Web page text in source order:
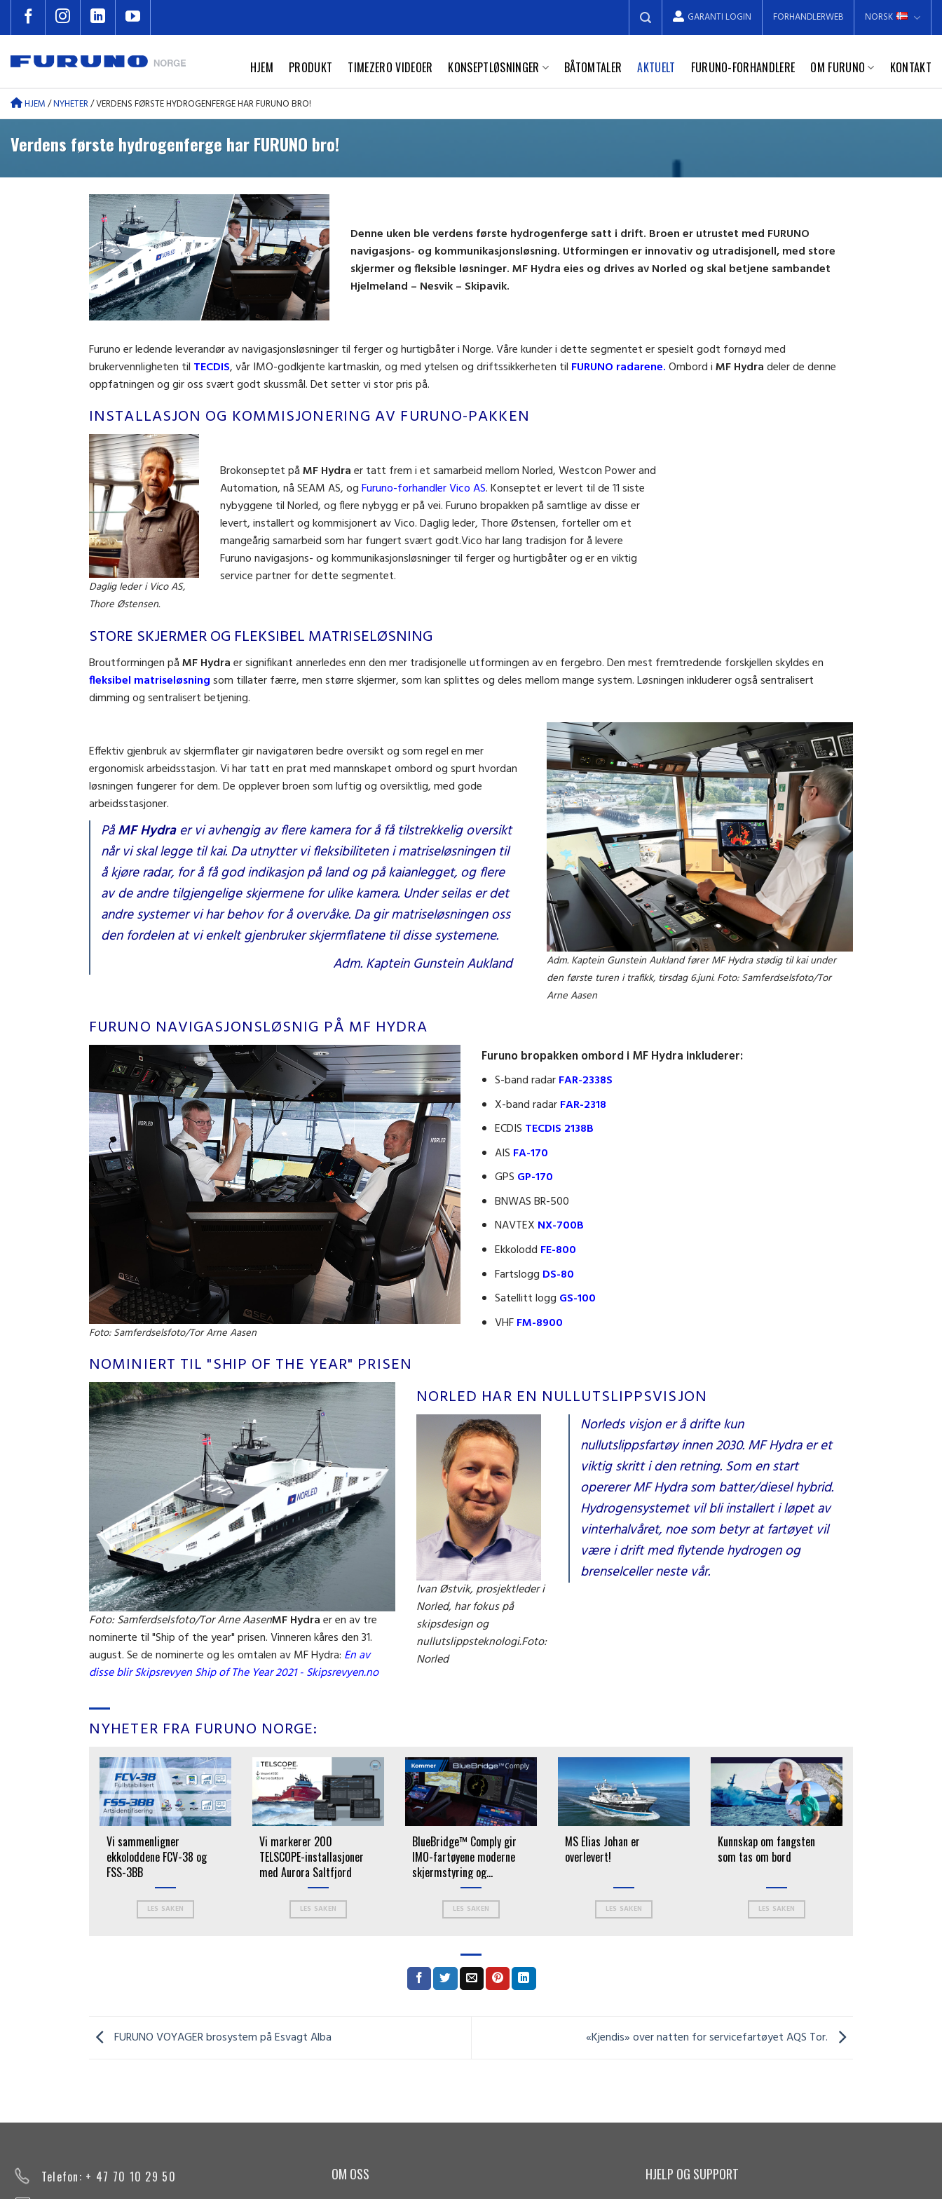
GARANTI LOGIN FORHANDLERWEB NORSK
HJEM PRODUKT TIMEZERO VIDEOER KONSEPTLØSNINGER BÅTOMTALER AKTUELT FURUNO-FORHANDLERE OM FURUNO KONTAKT
HJEM/NYHETER/VERDENS FØRSTE HYDROGENFERGE HAR FURUNO BRO!
Verdens første hydrogenferge har FURUNO bro!
Denne uken ble verdens første hydrogenferge satt i drift. Broen er utrustet med FURUNO
navigasjons- og kommunikasjonsløsning. Utformingen er innovativ og utradisjonell, med store
skjermer og fleksible løsninger. MF Hydra eies og drives av Norled og skal betjene sambandet
Hjelmeland – Nesvik – Skipavik.
Furuno er ledende leverandør av navigasjonsløsninger til ferger og hurtigbåter i Norge. Våre kunder i dette segmentet er spesielt godt fornøyd med
brukervennligheten til TECDIS, vår IMO-godkjente kartmaskin, og med ytelsen og driftssikkerheten til FURUNO radarene.Ombord iMF Hydradeler de denne
oppfatningen og gir oss svært godt skussmål. Det setter vi stor pris på.
INSTALLASJON OG KOMMISJONERING AV FURUNO-PAKKEN
Daglig leder i Vico AS,
Thore Østensen.
Brokonseptet påMF Hydraer tatt frem i et samarbeid mellom Norled, Westcon Power and
Automation, nå SEAM AS, ogFuruno-forhandler Vico AS. Konseptet er levert til de 11 siste
nybyggene til Norled, og flere nybygg er på vei. Furuno bropakken på samtlige av disse er
levert, installert og kommisjonert av Vico. Daglig leder, Thore Østensen, forteller om et
mangeårig samarbeid som har fungert svært godt.Vico har lang tradisjon for å levere
Furuno navigasjons- og kommunikasjonsløsninger til ferger og hurtigbåter og er en viktig
service partner for dette segmentet.
STORE SKJERMER OG FLEKSIBEL MATRISELØSNING
Broutformingen påMF Hydraer signifikant annerledes enn den mer tradisjonelle utformingen av en fergebro. Den mest fremtredende forskjellen skyldes en
fleksibel matriseløsningsom tillater færre, men større skjermer, som kan splittes og deles mellom mange system. Løsningen inkluderer også sentralisert
dimming og sentralisert betjening.
Effektiv gjenbruk av skjermflater gir navigatøren bedre oversikt og som regel en mer
ergonomisk arbeidsstasjon. Vi har tatt en prat med mannskapet ombord og spurt hvordan
løsningen fungerer for dem. De opplever broen som luftig og oversiktlig, med gode
arbeidsstasjoner.
PåMF Hydraer vi avhengig av flere kamera for å få tilstrekkelig oversikt
når vi skal legge til kai. Da utnytter vi fleksibiliteten i matriseløsningen til
å kjøre radar, for å få god indikasjon på land og på kaianlegget, og flere
av de andre tilgjengelige skjermene for ulike kamera. Under seilas er det
andre systemer vi har behov for å overvåke. Da gir matriseløsningen oss
den fordelen at vi enkelt gjenbruker skjermflatene til disse systemene.
Adm. Kaptein Gunstein Aukland
Adm. Kaptein Gunstein Aukland fører MF Hydra stødig til kai under
den første turen i trafikk, tirsdag 6.juni. Foto: Samferdselsfoto/Tor
Arne Aasen
FURUNO NAVIGASJONSLØSNIG PÅ MF HYDRA
Foto: Samferdselsfoto/Tor Arne Aasen
Furuno bropakken ombord i MF Hydra inkluderer:
S-band radarFAR-2338S
X-band radarFAR-2318
ECDIS TECDIS 2138B
AIS FA-170
GPS GP-170
BNWAS BR-500
NAVTEX NX-700B
Ekkolodd FE-800
Fartslogg DS-80
Satellitt logg GS-100
VHFFM-8900
NOMINIERT TIL "SHIP OF THE YEAR" PRISEN
Foto: Samferdselsfoto/Tor Arne AasenMF Hydraer en av tre
nominerte til "Ship of the year" prisen. Vinneren kåres den 31.
august. Se de nominerte og les omtalen av MF Hydra: En av
disse blir Skipsrevyen Ship of The Year 2021 - Skipsrevyen.no
NORLED HAR EN NULLUTSLIPPSVISJON
Ivan Østvik, prosjektleder i
Norled, har fokus på
skipsdesign og
nullutslippsteknologi.Foto:
Norled
Norleds visjon er å drifte kun
nullutslippsfartøy innen 2030. MF Hydra er et
viktig skritt i den retning. Som en start
opererer MF Hydra som batter/diesel hybrid.
Hydrogensystemet vil bli installert i løpet av
vinterhalvåret, noe som betyr at fartøyet vil
være i drift med flytende hydrogen og
brenselceller neste vår.
NYHETER FRA FURUNO NORGE:
Vi sammenligner
ekkoloddene FCV-38 og
FSS-3BB
LES SAKEN
Vi markerer 200
TELSCOPE-installasjoner
med Aurora Saltfjord
LES SAKEN
BlueBridge™ Comply gir
IMO-fartøyene moderne
skjermstyring og
sentralisert betjening
LES SAKEN
MS Elias Johan er
overlevert!
LES SAKEN
Kunnskap om fangsten
som tas om bord
LES SAKEN
FURUNO VOYAGER brosystem på Esvagt Alba «Kjendis» over natten for servicefartøyet AQS Tor.
Telefon: + 47 70 10 29 50
OM OSS
HJELP OG SUPPORT